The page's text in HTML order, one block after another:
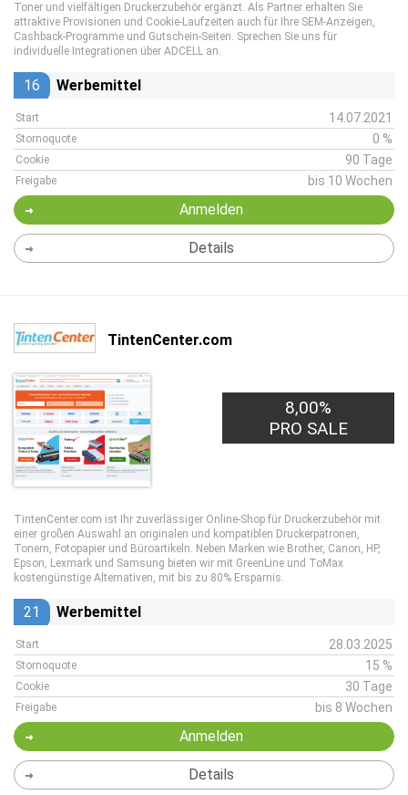
Toner und vielfältigen Druckerzubehör ergänzt. Als Partner erhalten Sie
attraktive Provisionen und Cookie-Laufzeiten auch für Ihre SEM-Anzeigen,
Cashback-Programme und Gutschein-Seiten. Sprechen Sie uns für
individuelle Integrationen über ADCELL an.
16 Werbemittel
Start 14.07.2021
Stornoquote 0 %
Cookie 90 Tage
Freigabe bis 10 Wochen
Anmelden
Details
TintenCenter.com
8,00%
PRO SALE
TintenCenter.com ist Ihr zuverlässiger Online-Shop für Druckerzubehör mit
einer großen Auswahl an originalen und kompatiblen Druckerpatronen,
Tonern, Fotopapier und Büroartikeln. Neben Marken wie Brother, Canon, HP,
Epson, Lexmark und Samsung bieten wir mit GreenLine und ToMax
kostengünstige Alternativen, mit bis zu 80% Ersparnis.
21 Werbemittel
Start 28.03.2025
Stornoquote 15 %
Cookie 30 Tage
Freigabe bis 8 Wochen
Anmelden
Details